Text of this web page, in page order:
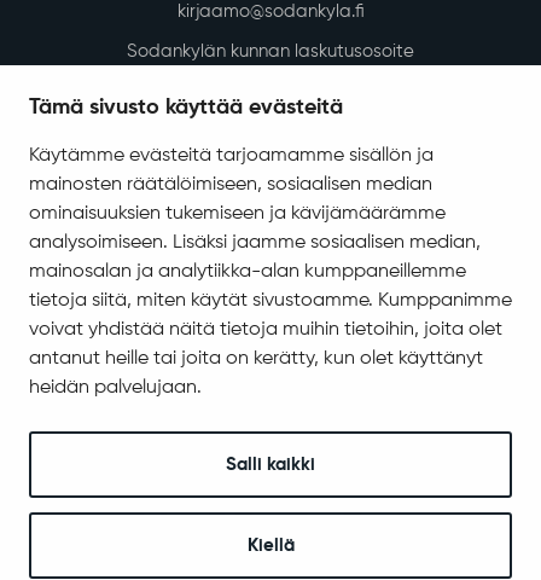
Tämä sivusto käyttää evästeitä
Käytämme evästeitä tarjoamamme sisällön ja
mainosten räätälöimiseen, sosiaalisen median
ominaisuuksien tukemiseen ja kävijämäärämme
analysoimiseen. Lisäksi jaamme sosiaalisen median,
mainosalan ja analytiikka-alan kumppaneillemme
tietoja siitä, miten käytät sivustoamme. Kumppanimme
voivat yhdistää näitä tietoja muihin tietoihin, joita olet
antanut heille tai joita on kerätty, kun olet käyttänyt
heidän palvelujaan.
Salli kaikki
Kiellä
kirjaamo@sodankyla.fi
Sodankylän kunnan laskutusosoite
Asiakirjajulkisuuskuvaus
Evästeiden hallinta
Yhteystiedot
Jäämerentie 1, 99601 Sodankylä
Kaikki yhteystiedot
Henkilökunnan intranet
Seuraa meitä